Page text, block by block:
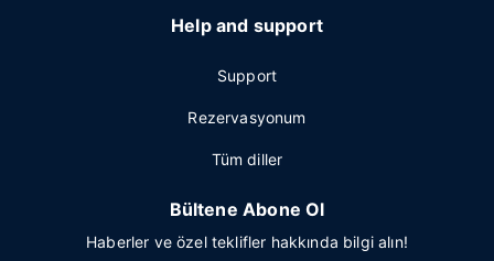
Help and support
Support
Rezervasyonum
Tüm diller
Bültene Abone Ol
Haberler ve özel teklifler hakkında bilgi alın!